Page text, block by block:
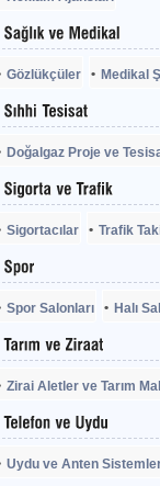
Gözlükçüler Medikal
Doğalgaz Proje ve
Sigortacılar Trafik
Spor Salonları Halı
Zirai Aletler ve Tarım
Uydu ve Anten